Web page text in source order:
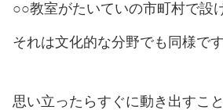
○○教室がたいていの市町村で設
それは文化的な分野でも同様です
思い立ったらすぐに動き出すこ